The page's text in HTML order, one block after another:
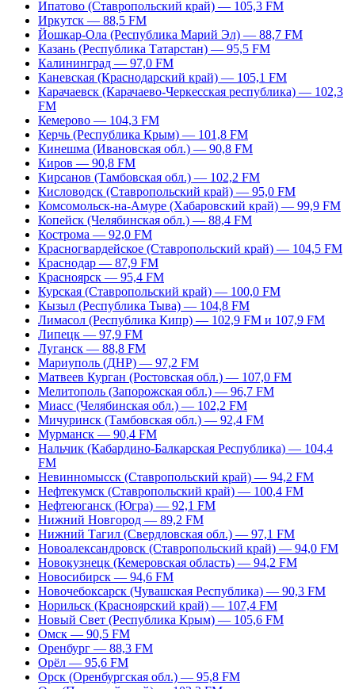
Ипатово (Ставропольский край) — 105,3 FM
Иркутск — 88,5 FM
Йошкар-Ола (Республика Марий Эл) — 88,7 FM
Казань (Республика Татарстан) — 95,5 FM
Калининград — 97,0 FM
Каневская (Краснодарский край) — 105,1 FM
Карачаевск (Карачаево-Черкесская республика) — 102,3
FM
Кемерово — 104,3 FM
Керчь (Республика Крым) — 101,8 FM
Кинешма (Ивановская обл.) — 90,8 FM
Киров — 90,8 FM
Кирсанов (Тамбовская обл.) — 102,2 FM
Кисловодск (Ставропольский край) — 95,0 FM
Комсомольск-на-Амуре (Хабаровский край) — 99,9 FM
Копейск (Челябинская обл.) — 88,4 FM
Кострома — 92,0 FM
Красногвардейское (Ставропольский край) — 104,5 FM
Краснодар — 87,9 FM
Красноярск — 95,4 FM
Курская (Ставропольский край) — 100,0 FM
Кызыл (Республика Тыва) — 104,8 FM
Лимасол (Республика Кипр) — 102,9 FM и 107,9 FM
Липецк — 97,9 FM
Луганск — 88,8 FM
Мариуполь (ДНР) — 97,2 FM
Матвеев Курган (Ростовская обл.) — 107,0 FM
Мелитополь (Запорожская обл.) — 96,7 FM
Миасс (Челябинская обл.) — 102,2 FM
Мичуринск (Тамбовская обл.) — 92,4 FM
Мурманск — 90,4 FM
Нальчик (Кабардино-Балкарская Республика) — 104,4
FM
Невинномысск (Ставропольский край) — 94,2 FM
Нефтекумск (Ставропольский край) — 100,4 FM
Нефтеюганск (Югра) — 92,1 FM
Нижний Новгород — 89,2 FM
Нижний Тагил (Свердловская обл.) — 97,1 FM
Новоалександровск (Ставропольский край) — 94,0 FM
Новокузнецк (Кемеровская область) — 94,2 FM
Новосибирск — 94,6 FM
Новочебоксарск (Чувашская Республика) — 90,3 FM
Норильск (Красноярский край) — 107,4 FM
Новый Свет (Республика Крым) — 105,6 FM
Омск — 90,5 FM
Оренбург — 88,3 FM
Орёл — 95,6 FM
Орск (Оренбургская обл.) — 95,8 FM